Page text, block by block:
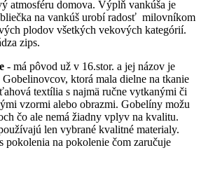
atmosféru domova. Výplň vankúša je
na vankúš urobí radosť milovníkom
plodov všetkých vekových kategórií.
zips.
- má pôvod už v 16.stor. a jej názov je
ktorá mala dielne na tkanie
textília s najmä ručne vytkanými či
vzormi alebo obrazmi. Gobelíny možu
čo ale nemá žiadny vplyv na kvalitu.
len vybrané kvalitné materialy.
pokolenia na pokolenie čom zaručuje